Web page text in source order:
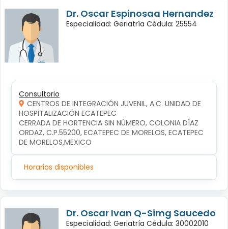
Dr. Oscar Espinosaa Hernandez
Especialidad: Geriatría Cédula: 25554
Consultorio
CENTROS DE INTEGRACIÓN JUVENIL, A.C. UNIDAD DE
HOSPITALIZACIÓN ECATEPEC
CERRADA DE HORTENCIA SIN NÚMERO, COLONIA DÍAZ
ORDAZ, C.P.55200, ECATEPEC DE MORELOS, ECATEPEC
DE MORELOS,MEXICO
Horarios disponibles
Dr. Oscar Ivan Q-Simg Saucedo
Especialidad: Geriatría Cédula: 30002010